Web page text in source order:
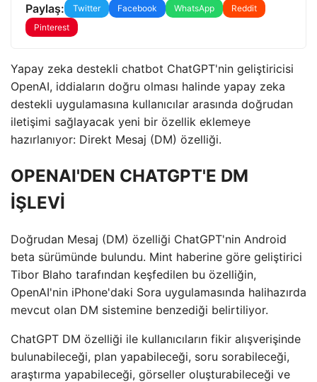
Paylaş: Twitter Facebook WhatsApp
Reddit
Pinterest
Yapay zeka destekli chatbot ChatGPT'nin geliştiricisi
OpenAI, iddiaların doğru olması halinde yapay zeka
destekli uygulamasına kullanıcılar arasında doğrudan
iletişimi sağlayacak yeni bir özellik eklemeye
hazırlanıyor: Direkt Mesaj (DM) özelliği.
OPENAI'DEN CHATGPT'E DM
İŞLEVİ
Doğrudan Mesaj (DM) özelliği ChatGPT'nin Android
beta sürümünde bulundu. Mint haberine göre geliştirici
Tibor Blaho tarafından keşfedilen bu özelliğin,
OpenAI'nin iPhone'daki Sora uygulamasında halihazırda
mevcut olan DM sistemine benzediği belirtiliyor.
ChatGPT DM özelliği ile kullanıcıların fikir alışverişinde
bulunabileceği, plan yapabileceği, soru sorabileceği,
araştırma yapabileceği, görseller oluşturabileceği ve